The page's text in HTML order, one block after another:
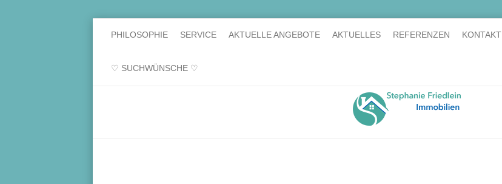
PHILOSOPHIE SERVICE AKTUELLE ANGEBOTE AKTUELLES REFERENZEN KONTAKT
♡ SUCHWÜNSCHE ♡